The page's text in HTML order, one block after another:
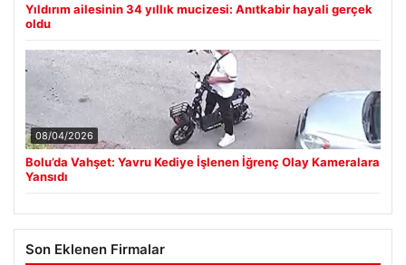
Yıldırım ailesinin 34 yıllık mucizesi: Anıtkabir hayali gerçek
oldu
08/04/2026
Bolu’da Vahşet: Yavru Kediye İşlenen İğrenç Olay Kameralara
Yansıdı
Son Eklenen Firmalar